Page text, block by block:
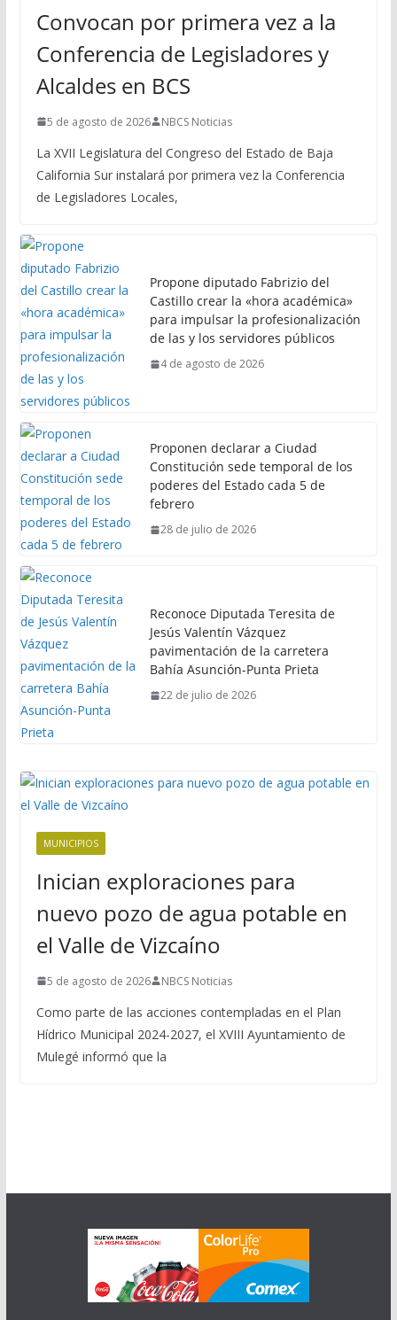
Convocan por primera vez a la
Conferencia de Legisladores y
Alcaldes en BCS
5 de agosto de 2026 NBCS Noticias
La XVII Legislatura del Congreso del Estado de Baja
California Sur instalará por primera vez la Conferencia
de Legisladores Locales,
Propone diputado Fabrizio del
Castillo crear la «hora académica»
para impulsar la profesionalización
de las y los servidores públicos
4 de agosto de 2026
Proponen declarar a Ciudad
Constitución sede temporal de los
poderes del Estado cada 5 de
febrero
28 de julio de 2026
Reconoce Diputada Teresita de
Jesús Valentín Vázquez
pavimentación de la carretera
Bahía Asunción-Punta Prieta
22 de julio de 2026
MUNICIPIOS
Inician exploraciones para
nuevo pozo de agua potable en
el Valle de Vizcaíno
5 de agosto de 2026 NBCS Noticias
Como parte de las acciones contempladas en el Plan
Hídrico Municipal 2024-2027, el XVIII Ayuntamiento de
Mulegé informó que la